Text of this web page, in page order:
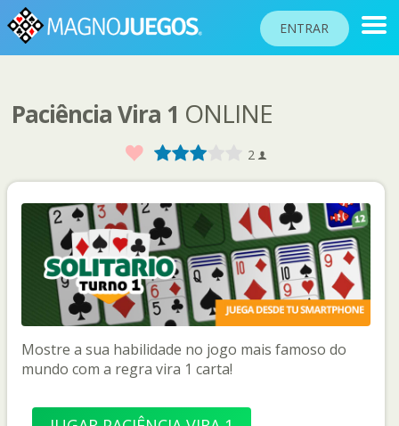
ENTRAR
RANKINGS
COMUNIDAD
AYUDA
PASAPORTE
JUGAR
Idioma del sitio
Paciência Vira 1 ONLINE
Favorito 5
2
1 2
Mostre a sua habilidade no jogo mais famoso do
mundo com a regra vira 1 carta!